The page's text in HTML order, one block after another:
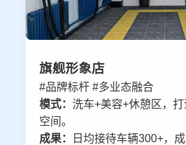
旗舰形象店
#品牌标杆 #多业态融合
模式：洗车+美容+休憩区，
空间。
成果：
日均接待车辆300+，